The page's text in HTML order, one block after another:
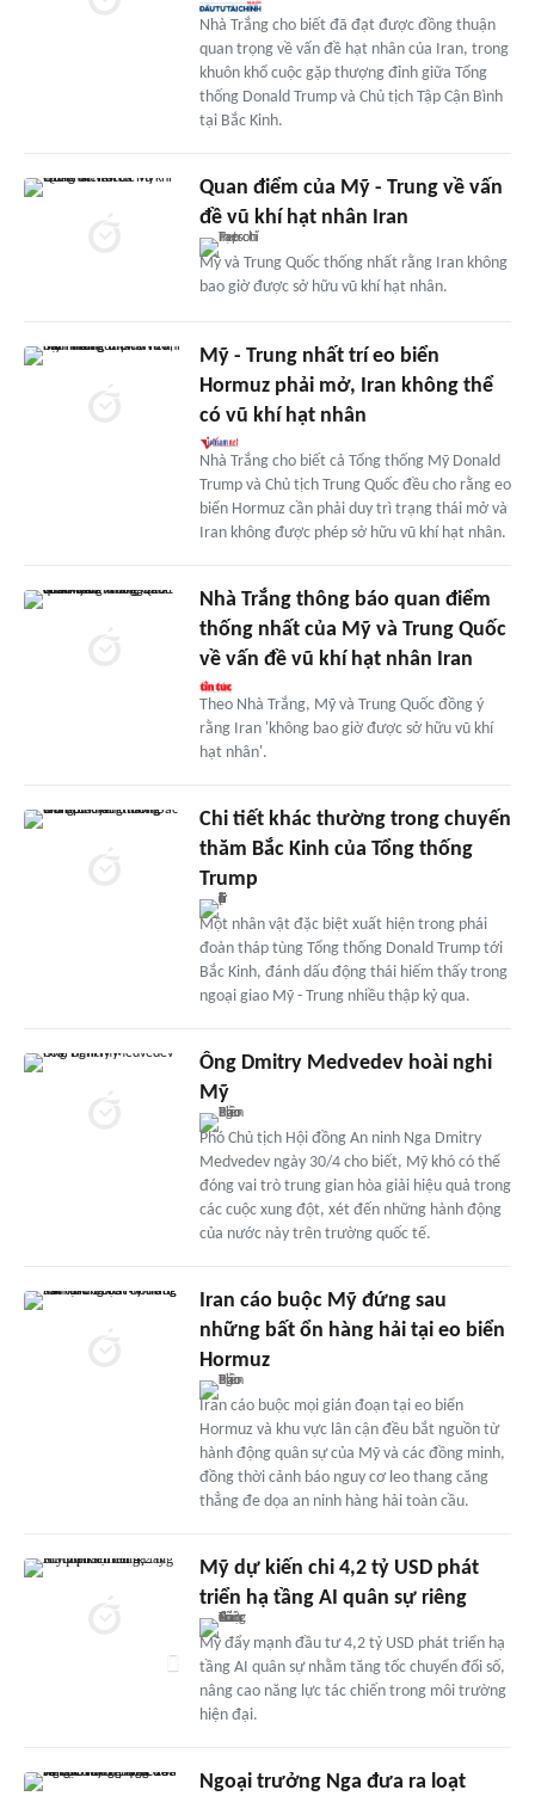
Nhà Trắng cho biết đã đạt được đồng thuận
quan trọng về vấn đề hạt nhân của Iran, trong
khuôn khổ cuộc gặp thượng đỉnh giữa Tổng
thống Donald Trump và Chủ tịch Tập Cận Bình
tại Bắc Kinh.
Quan điểm của Mỹ - Trung về vấn
đề vũ khí hạt nhân Iran
Mỹ và Trung Quốc thống nhất rằng Iran không
bao giờ được sở hữu vũ khí hạt nhân.
Mỹ - Trung nhất trí eo biển
Hormuz phải mở, Iran không thể
có vũ khí hạt nhân
Nhà Trắng cho biết cả Tổng thống Mỹ Donald
Trump và Chủ tịch Trung Quốc đều cho rằng eo
biển Hormuz cần phải duy trì trạng thái mở và
Iran không được phép sở hữu vũ khí hạt nhân.
Nhà Trắng thông báo quan điểm
thống nhất của Mỹ và Trung Quốc
về vấn đề vũ khí hạt nhân Iran
Theo Nhà Trắng, Mỹ và Trung Quốc đồng ý
rằng Iran 'không bao giờ được sở hữu vũ khí
hạt nhân'.
Chi tiết khác thường trong chuyến
thăm Bắc Kinh của Tổng thống
Trump
Một nhân vật đặc biệt xuất hiện trong phái
đoàn tháp tùng Tổng thống Donald Trump tới
Bắc Kinh, đánh dấu động thái hiếm thấy trong
ngoại giao Mỹ - Trung nhiều thập kỷ qua.
Ông Dmitry Medvedev hoài nghi
Mỹ
Phó Chủ tịch Hội đồng An ninh Nga Dmitry
Medvedev ngày 30/4 cho biết, Mỹ khó có thể
đóng vai trò trung gian hòa giải hiệu quả trong
các cuộc xung đột, xét đến những hành động
của nước này trên trường quốc tế.
Iran cáo buộc Mỹ đứng sau
những bất ổn hàng hải tại eo biển
Hormuz
Iran cáo buộc mọi gián đoạn tại eo biển
Hormuz và khu vực lân cận đều bắt nguồn từ
hành động quân sự của Mỹ và các đồng minh,
đồng thời cảnh báo nguy cơ leo thang căng
thẳng đe dọa an ninh hàng hải toàn cầu.
Mỹ dự kiến chi 4,2 tỷ USD phát
triển hạ tầng AI quân sự riêng
Mỹ đẩy mạnh đầu tư 4,2 tỷ USD phát triển hạ
tầng AI quân sự nhằm tăng tốc chuyển đổi số,
nâng cao năng lực tác chiến trong môi trường
hiện đại.
Ngoại trưởng Nga đưa ra loạt